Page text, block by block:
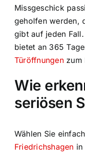
Missgeschick
geholfen werden,
gibt auf jeden
bietet an 365
Türöffnungenzum
Wie
seriösen
Wählen Sie einfach
Friedrichshagen in